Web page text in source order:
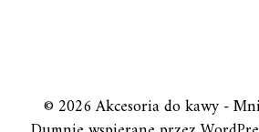
© 2026 Akcesoria do kawy -